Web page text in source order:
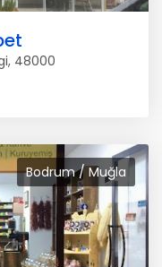
48000
Bodrum / Muğla